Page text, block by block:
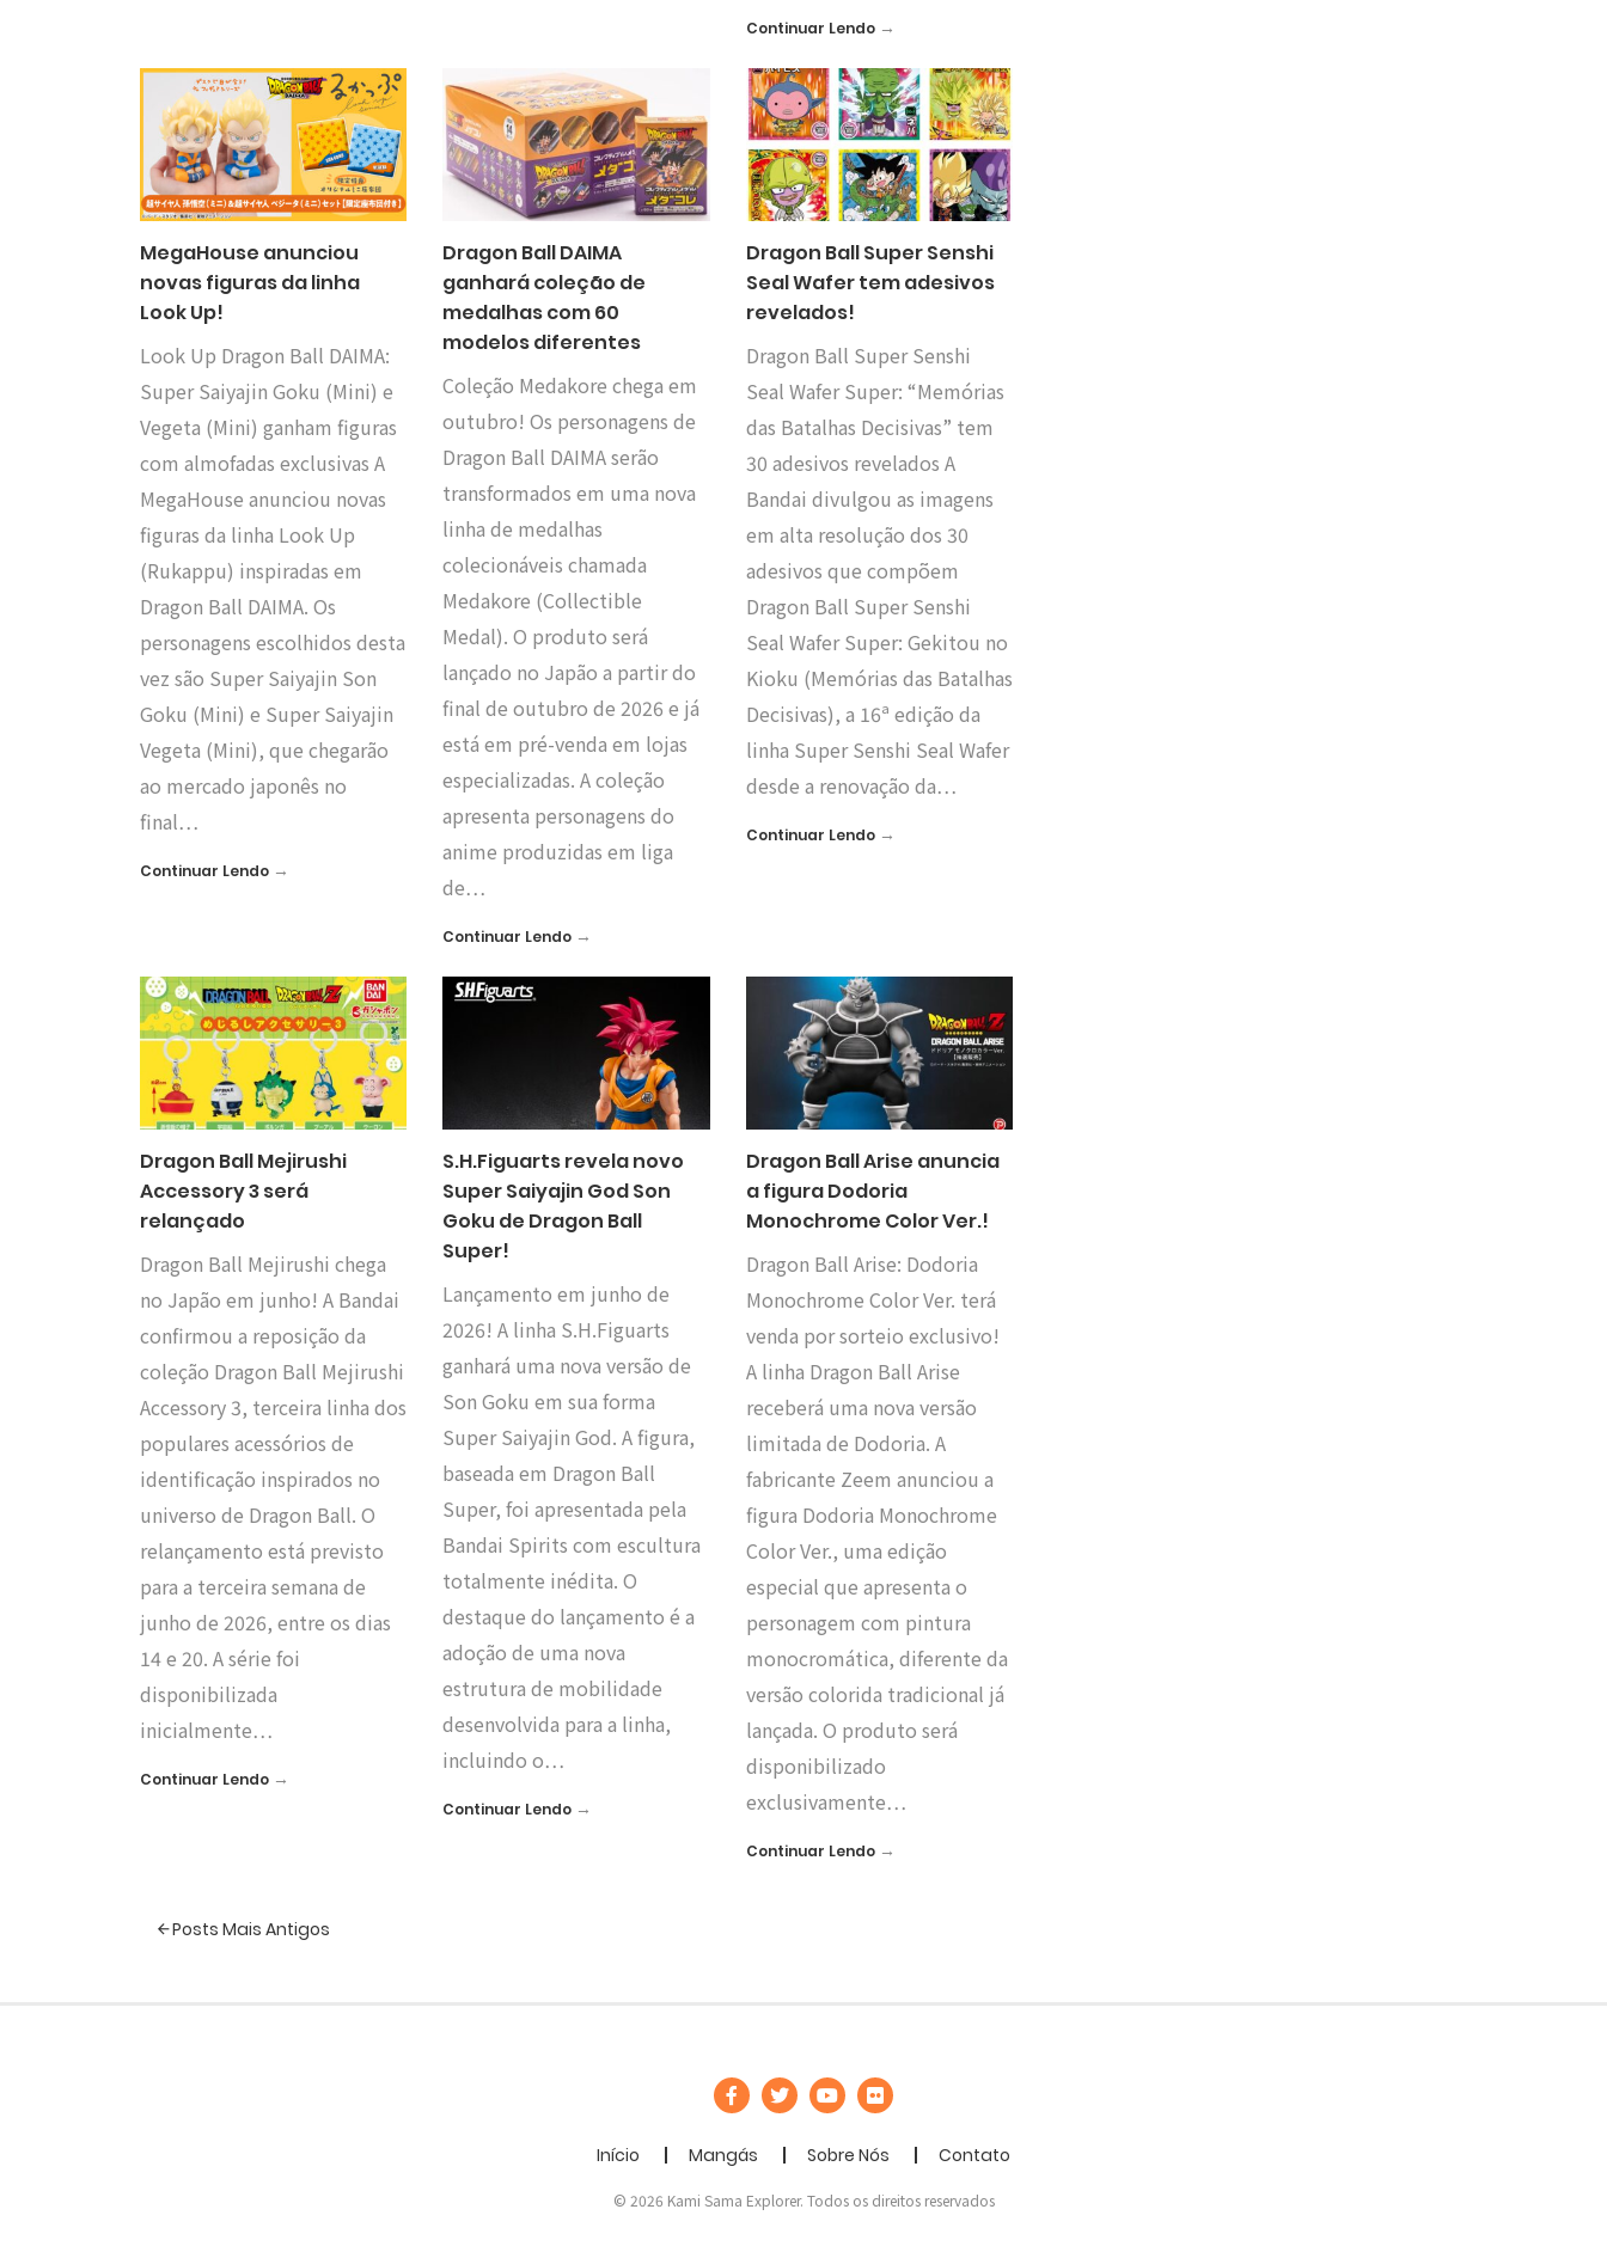
Continuar Lendo→
MegaHouse anunciou
novas figuras da linha
Look Up!
Look Up Dragon Ball DAIMA:
Super Saiyajin Goku (Mini) e
Vegeta (Mini) ganham figuras
com almofadas exclusivas A
MegaHouse anunciou novas
figuras da linha Look Up
(Rukappu) inspiradas em
Dragon Ball DAIMA. Os
personagens escolhidos desta
vez são Super Saiyajin Son
Goku (Mini) e Super Saiyajin
Vegeta (Mini), que chegarão
ao mercado japonês no
final…
Continuar Lendo →
Dragon Ball DAIMA
ganhará coleção de
medalhas com 60
modelos diferentes
Coleção Medakore chega em
outubro! Os personagens de
Dragon Ball DAIMA serão
transformados em uma nova
linha de medalhas
colecionáveis chamada
Medakore (Collectible
Medal). O produto será
lançado no Japão a partir do
final de outubro de 2026 e já
está em pré-venda em lojas
especializadas. A coleção
apresenta personagens do
anime produzidas em liga
de…
Continuar Lendo →
Dragon Ball Super Senshi
Seal Wafer tem adesivos
revelados!
Dragon Ball Super Senshi
Seal Wafer Super: “Memórias
das Batalhas Decisivas” tem
30 adesivos revelados A
Bandai divulgou as imagens
em alta resolução dos 30
adesivos que compõem
Dragon Ball Super Senshi
Seal Wafer Super: Gekitou no
Kioku (Memórias das Batalhas
Decisivas), a 16ª edição da
linha Super Senshi Seal Wafer
desde a renovação da…
Continuar Lendo→
Dragon Ball Mejirushi
Accessory 3 será
relançado
Dragon Ball Mejirushi chega
no Japão em junho! A Bandai
confirmou a reposição da
coleção Dragon Ball Mejirushi
Accessory 3, terceira linha dos
populares acessórios de
identificação inspirados no
universo de Dragon Ball. O
relançamento está previsto
para a terceira semana de
junho de 2026, entre os dias
14 e 20. A série foi
disponibilizada
inicialmente…
Continuar Lendo →
S.H.Figuarts revela novo
Super Saiyajin God Son
Goku de Dragon Ball
Super!
Lançamento em junho de
2026! A linha S.H.Figuarts
ganhará uma nova versão de
Son Goku em sua forma
Super Saiyajin God. A figura,
baseada em Dragon Ball
Super, foi apresentada pela
Bandai Spirits com escultura
totalmente inédita. O
destaque do lançamento é a
adoção de uma nova
estrutura de mobilidade
desenvolvida para a linha,
incluindo o…
Continuar Lendo →
Dragon Ball Arise anuncia
a figura Dodoria
Monochrome Color Ver.!
Dragon Ball Arise: Dodoria
Monochrome Color Ver. terá
venda por sorteio exclusivo!
A linha Dragon Ball Arise
receberá uma nova versão
limitada de Dodoria. A
fabricante Zeem anunciou a
figura Dodoria Monochrome
Color Ver., uma edição
especial que apresenta o
personagem com pintura
monocromática, diferente da
versão colorida tradicional já
lançada. O produto será
disponibilizado
exclusivamente…
Continuar Lendo→
Posts Mais Antigos
Início Mangás Sobre Nós Contato
© 2026 Kami Sama Explorer. Todos os direitos reservados